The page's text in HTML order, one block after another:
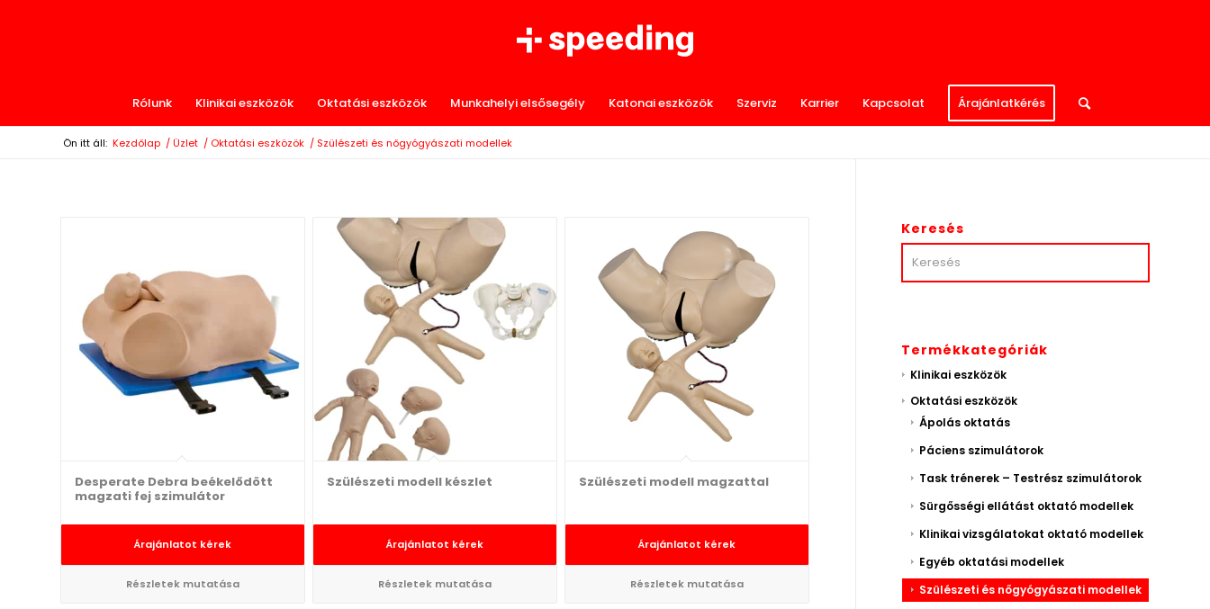
Rólunk Klinikai eszközök Oktatási eszközök Munkahelyi elsősegély Katonai eszközök Szerviz Karrier Kapcsolat Árajánlatkérés
Ön itt áll: Kezdőlap /Üzlet / Oktatási eszközök / Szülészeti és nőgyógyászati modellek
Desperate Debra beékelődött
magzati fej szimulátor
Árajánlatot kérek
Részletek mutatása
Szülészeti modell készlet
Árajánlatot kérek
Részletek mutatása
Szülészeti modell magzattal
Árajánlatot kérek
Részletek mutatása
Keresés
Termékkategóriák
Klinikai eszközök
Oktatási eszközök
Ápolás oktatás
Páciens szimulátorok
Task trénerek – Testrész szimulátorok
Sürgősségi ellátást oktató modellek
Klinikai vizsgálatokat oktató modellek
Egyéb oktatási modellek
Szülészeti és nőgyógyászati modellek